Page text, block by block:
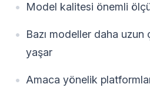
Model kalitesi önemli
Bazı modeller daha uzun
yaşar
Amaca yönelik